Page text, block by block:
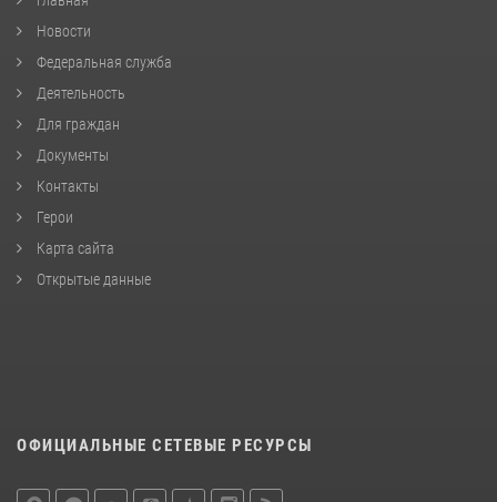
Новости
Федеральная служба
Деятельность
Для граждан
Документы
Контакты
Герои
Карта сайта
Открытые данные
ОФИЦИАЛЬНЫЕ СЕТЕВЫЕ РЕСУРСЫ